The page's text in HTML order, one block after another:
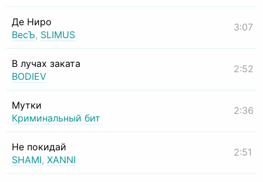
Де Ниро
ВесЪ, SLIMUS
3:07
В лучах заката
BODIEV
2:52
Мутки
Криминальный бит
2:36
Не покидай
SHAMI, XANNI
2:51